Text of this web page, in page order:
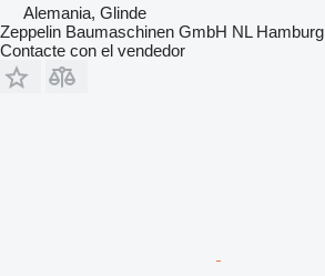
Alemania, Glinde
Zeppelin Baumaschinen GmbH NL Hamburg
Contacte con el vendedor